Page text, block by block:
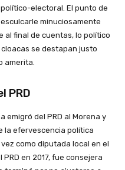
electoral. El punto de
minuciosamente
al final de cuentas, lo político
se destapan justo
amerita.
PRD
emigró del PRD al Morena y
la efervescencia política
como diputada local en el
en 2017, fue consejera